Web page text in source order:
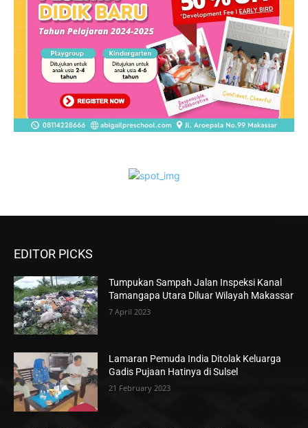
EDITOR PICKS
Tumpukan Sampah Jalan Inspeksi Kanal
Tamangapa Utara Diluar Wilayah Makassar
7 April 2023
Lamaran Pemuda India Ditolak Keluarga
Gadis Pujaan Hatinya di Sulsel
21 February 2023